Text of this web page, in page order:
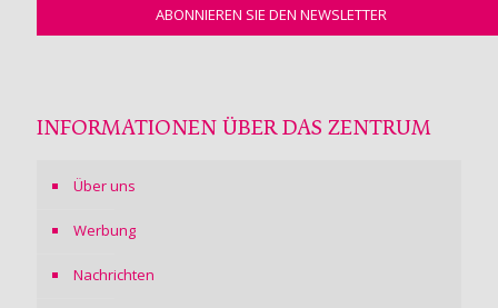
INFORMATIONEN ÜBER DAS ZENTRUM
Über uns
Werbung
Nachrichten